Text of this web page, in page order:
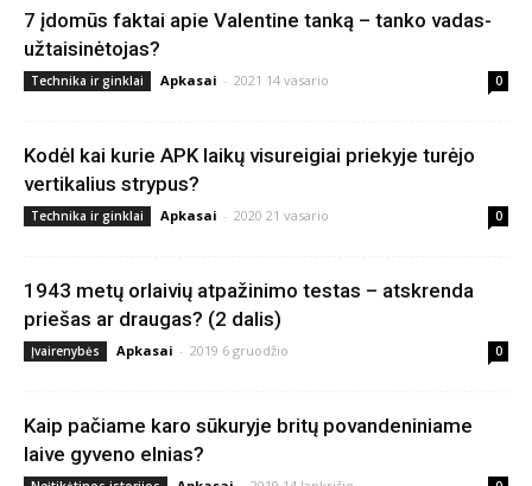
7 įdomūs faktai apie Valentine tanką – tanko vadas-
užtaisinėtojas?
Technika ir ginklai Apkasai - 2021 14 vasario 0
Kodėl kai kurie APK laikų visureigiai priekyje turėjo
vertikalius strypus?
Technika ir ginklai Apkasai - 2020 21 vasario 0
1943 metų orlaivių atpažinimo testas – atskrenda
priešas ar draugas? (2 dalis)
Įvairenybės Apkasai - 2019 6 gruodžio 0
Kaip pačiame karo sūkuryje britų povandeniniame
laive gyveno elnias?